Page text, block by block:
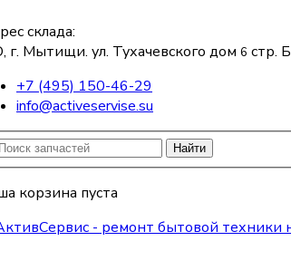
склада:
г. Мытищи. ул. Тухачевского дом 6 стр. Б
+7 (495) 150-46-29
info@activeservise.su
Найти
корзина пуста